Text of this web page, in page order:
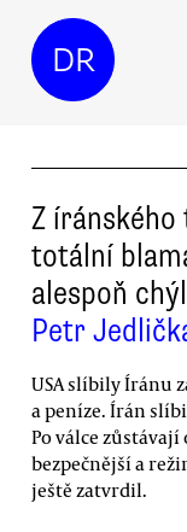
DR
Z íránského
totální
alespoň
Petr
USA slíbily Íránu
a peníze. Írán
Po válce
bezpečnější a
ještě zatvrdil.